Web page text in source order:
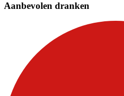
Aanbevolen dranken